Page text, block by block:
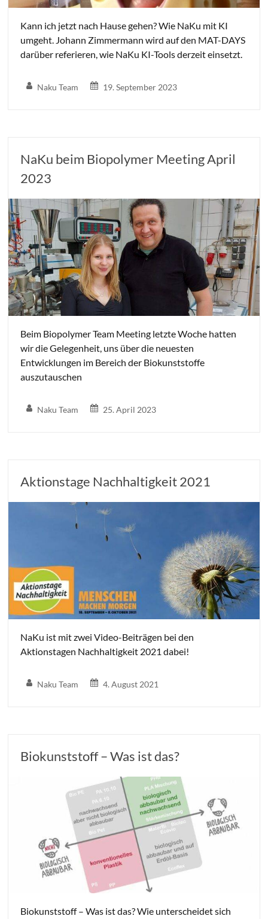
Kann ich jetzt nach Hause gehen? Wie NaKu mit KI
umgeht. Johann Zimmermann wird auf den MAT-DAYS
darüber referieren, wie NaKu KI-Tools derzeit einsetzt.
Naku Team 19. September 2023
NaKu beim Biopolymer Meeting April
2023
Beim Biopolymer Team Meeting letzte Woche hatten
wir die Gelegenheit, uns über die neuesten
Entwicklungen im Bereich der Biokunststoffe
auszutauschen
Naku Team 25. April 2023
Aktionstage Nachhaltigkeit 2021
NaKu ist mit zwei Video-Beiträgen bei den
Aktionstagen Nachhaltigkeit 2021 dabei!
Naku Team 4. August 2021
Biokunststoff – Was ist das?
Biokunststoff – Was ist das? Wie unterscheidet sich